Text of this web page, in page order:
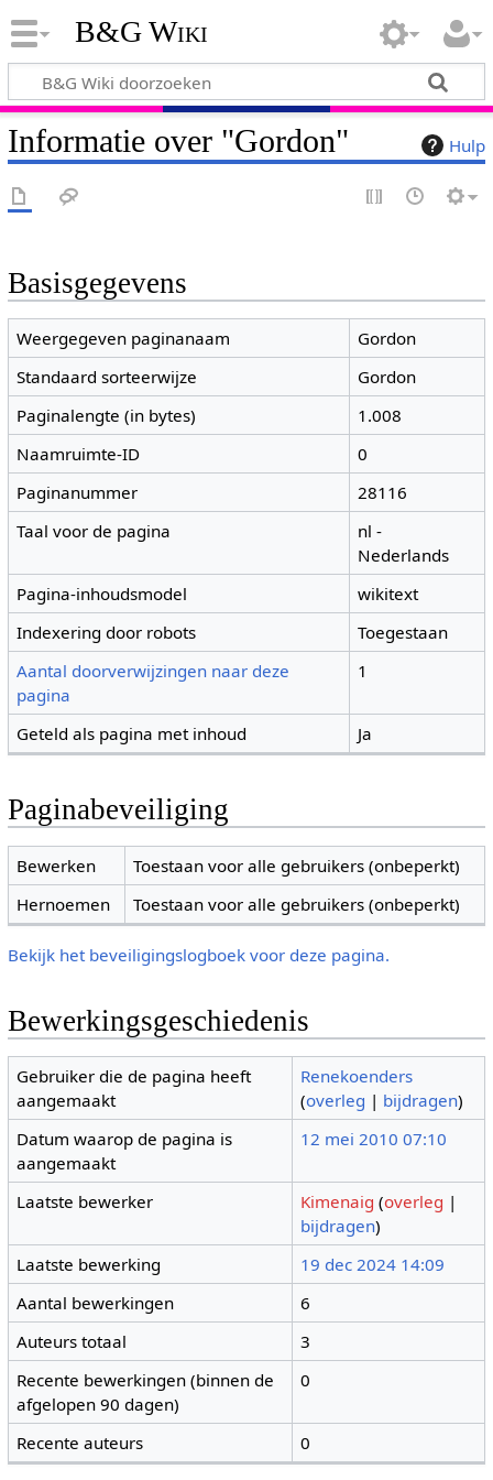
B&G Wiki
Hulp
Informatie over "Gordon"
Basisgegevens
Weergegeven paginanaam
Gordon
Standaard sorteerwijze
Gordon
Paginalengte (in bytes)
1.008
Naamruimte-ID
0
Paginanummer
28116
Taal voor de pagina
nl -
Nederlands
Pagina-inhoudsmodel
wikitext
Indexering door robots
Toegestaan
Aantal doorverwijzingen naar deze
pagina
1
Geteld als pagina met inhoud Ja
Paginabeveiliging
Bewerken
Toestaan voor alle gebruikers (onbeperkt)
Hernoemen
Toestaan voor alle gebruikers (onbeperkt)
Bekijk het beveiligingslogboek voor deze pagina.
Bewerkingsgeschiedenis
Gebruiker die de pagina heeft
aangemaakt
Renekoenders
(overleg | bijdragen)
Datum waarop de pagina is
aangemaakt
12 mei 2010 07:10
Laatste bewerker Kimenaig (overleg |
bijdragen)
Laatste bewerking
19 dec 2024 14:09
Aantal bewerkingen
6
Auteurs totaal
3
Recente bewerkingen (binnen de
afgelopen 90 dagen)
0
Recente auteurs 0